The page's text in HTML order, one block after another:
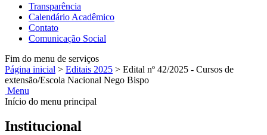
Transparência
Calendário Acadêmico
Contato
Comunicação Social
Fim do menu de serviços
Página inicial > Editais 2025 > Edital nº 42/2025 - Cursos de
extensão/Escola Nacional Nego Bispo
Menu
Início do menu principal
Institucional